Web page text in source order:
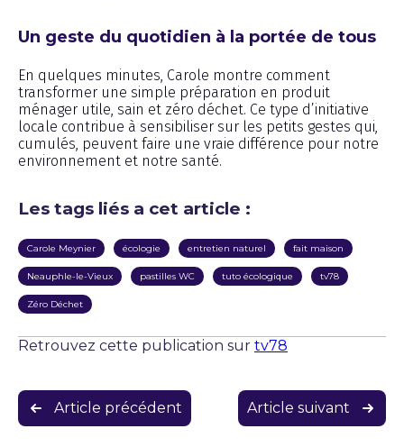
Un geste du quotidien à la portée de tous
En quelques minutes, Carole montre comment
transformer une simple préparation en produit
ménager utile, sain et zéro déchet. Ce type d’initiative
locale contribue à sensibiliser sur les petits gestes qui,
cumulés, peuvent faire une vraie différence pour notre
environnement et notre santé.
Les tags liés a cet article :
Carole Meynier écologie entretien naturel fait maison
Neauphle-le-Vieux pastilles WC tuto écologique tv78
Zéro Déchet
Retrouvez cette publication sur tv78
Navigation
de
Article précédent Article suivant